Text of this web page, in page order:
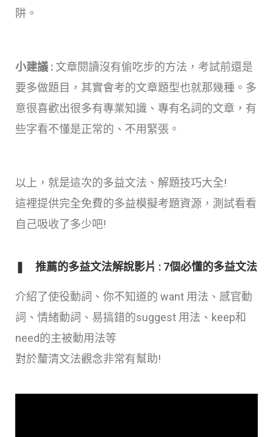
阱。
小建議 : 文章閱讀沒有偷吃步的方法，考試前還是
要多做題目，其實會考的文章題型也就那幾種。多
意很喜歡出很多有專業知識、專有名詞的文章，有
些字看不懂是正常的、不用緊張。
以上，就是這次的多益文法、解題技巧大全!
這裡提供完全免費的多益模擬考題資源，測試看看
自己吸收了多少吧!
❚ 推薦的多益文法解說影片 : 7個必懂的多益文法
介紹了使役動詞、你不知道的 want 用法、感官動
詞、情緒動詞、易搞錯的suggest 用法、keep和
need的主被動用法等
對於釐清文法觀念非常有幫助!